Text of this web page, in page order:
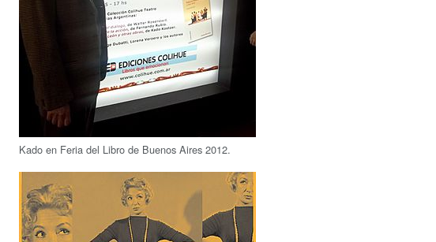
Kado en Feria del Libro de Buenos Aires 2012.